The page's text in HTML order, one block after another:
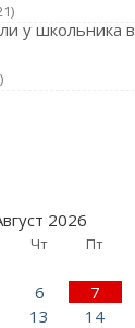
у школьника в
2026
Чт Пт
6 7
13 14